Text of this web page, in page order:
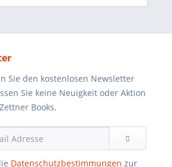
Sie den kostenlosen Newsletter
Sie keine Neuigkeit oder Aktion
Books.
Datenschutzbestimmungen zur